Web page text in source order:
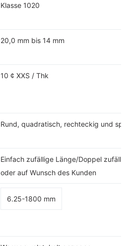
Klasse 1020
20,0 mm bis 14 mm
10 ¢ XXS / Thk
Rund, quadratisch, rechteckig und
Einfach zufällige Länge/Doppel
oder auf Wunsch des Kunden
6.25-1800 mm